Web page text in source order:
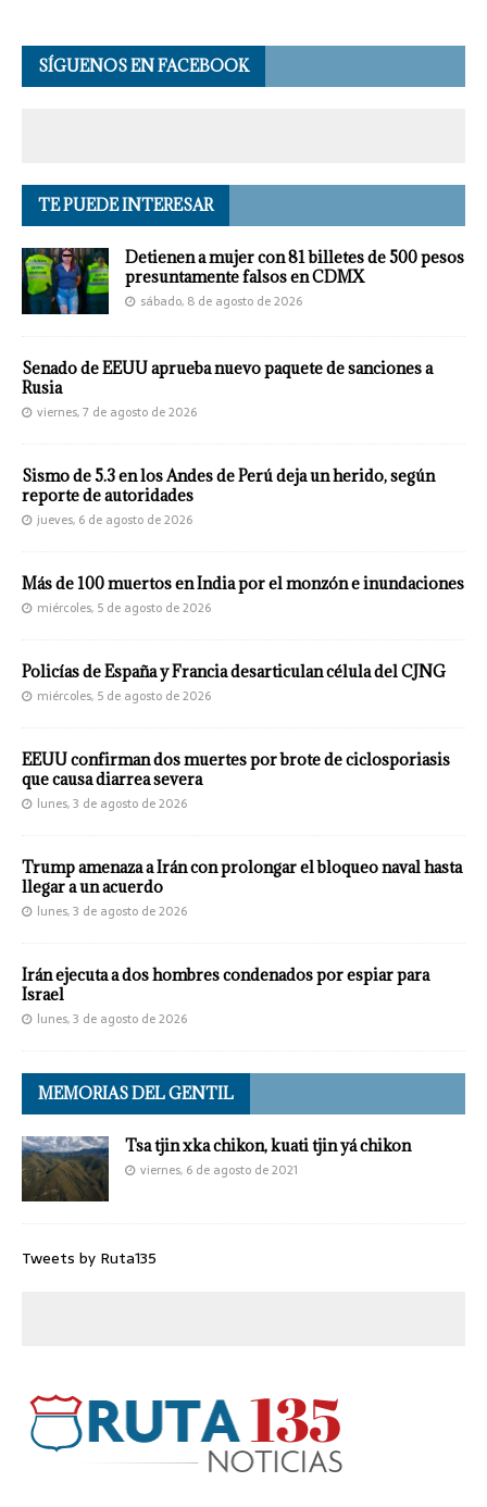
SÍGUENOS EN FACEBOOK
TE PUEDE INTERESAR
Detienen a mujer con 81 billetes de 500 pesos
presuntamente falsos en CDMX
sábado, 8 de agosto de 2026
Senado de EEUU aprueba nuevo paquete de sanciones a
Rusia
viernes, 7 de agosto de 2026
Sismo de 5.3 en los Andes de Perú deja un herido, según
reporte de autoridades
jueves, 6 de agosto de 2026
Más de 100 muertos en India por el monzón e inundaciones
miércoles, 5 de agosto de 2026
Policías de España y Francia desarticulan célula del CJNG
miércoles, 5 de agosto de 2026
EEUU confirman dos muertes por brote de ciclosporiasis
que causa diarrea severa
lunes, 3 de agosto de 2026
Trump amenaza a Irán con prolongar el bloqueo naval hasta
llegar a un acuerdo
lunes, 3 de agosto de 2026
Irán ejecuta a dos hombres condenados por espiar para
Israel
lunes, 3 de agosto de 2026
MEMORIAS DEL GENTIL
Tsa tjin xka chikon, kuati tjin yá chikon
viernes, 6 de agosto de 2021
Tweets by Ruta135